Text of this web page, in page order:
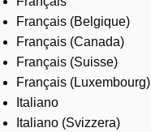
Français (Belgique)
Français (Canada)
Français (Suisse)
Français (Luxembourg)
Italiano
Italiano (Svizzera)